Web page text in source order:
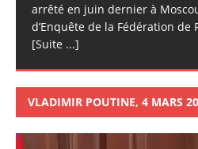
arrêté en juin dernier à
d’Enquête de la Fédération
[Suite ...]
VLADIMIR POUTINE, 4 MARS
Lecteur